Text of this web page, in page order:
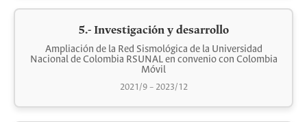
5.- Investigación y desarrollo
Ampliación de la Red Sismológica de la Universidad
Nacional de Colombia RSUNAL en convenio con Colombia
Móvil
2021/9 – 2023/12